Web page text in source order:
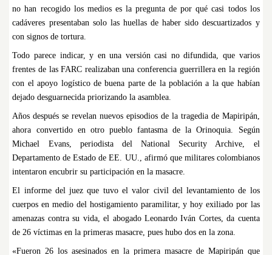
no han recogido los medios es la pregunta de por qué casi todos los
cadáveres presentaban solo las huellas de haber sido descuartizados y
con signos de tortura.
Todo parece indicar, y en una versión casi no difundida, que varios
frentes de las FARC realizaban una conferencia guerrillera en la región
con el apoyo logístico de buena parte de la población a la que habían
dejado desguarnecida priorizando la asamblea.
Años después se revelan nuevos episodios de la tragedia de Mapiripán,
ahora convertido en otro pueblo fantasma de la Orinoquia. Según
Michael Evans, periodista del National Security Archive, el
Departamento de Estado de EE. UU., afirmó que militares colombianos
intentaron encubrir su participación en la masacre.
El informe del juez que tuvo el valor civil del levantamiento de los
cuerpos en medio del hostigamiento paramilitar, y hoy exiliado por las
amenazas contra su vida, el abogado Leonardo Iván Cortes, da cuenta
de 26 víctimas en la primeras masacre, pues hubo dos en la zona.
«Fueron 26 los asesinados en la primera masacre de Mapiripán que